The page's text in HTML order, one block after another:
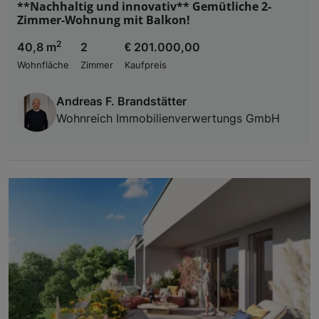
**Nachhaltig und innovativ** Gemütliche 2-
Zimmer-Wohnung mit Balkon!
40,8 m2
Wohnfläche
2
Zimmer
€ 201.000,00
Kaufpreis
Andreas F. Brandstätter
Wohnreich Immobilienverwertungs GmbH